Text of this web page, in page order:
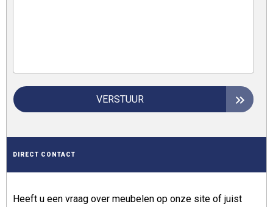
VERSTUUR
DIRECT CONTACT
Heeft u een vraag over meubelen op onze site of juist